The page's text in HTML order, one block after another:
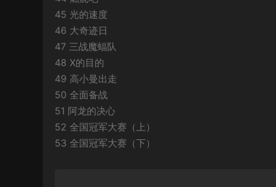
45 光的速度
46 大奇迹日
47 三战魔蝠队
48 X的目的
49 高小曼出走
50 全面备战
51 阿龙的决心
52 全国冠军大赛（上）
53 全国冠军大赛（下）